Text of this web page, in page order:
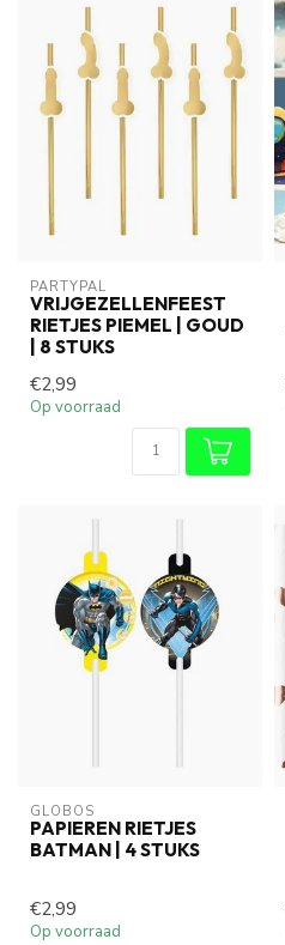
PARTYPAL
VRIJGEZELLENFEEST
RIETJES PIEMEL | GOUD
| 8 STUKS
€2,99
Op voorraad
GLOBOS
PAPIEREN RIETJES
BATMAN | 4 STUKS
€2,99
Op voorraad